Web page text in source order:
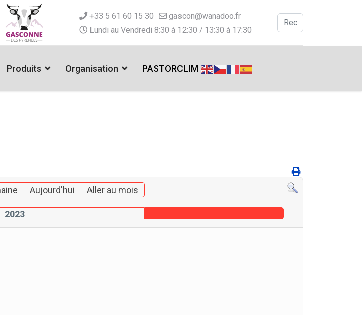
+33 5 61 60 15 30
gascon@wanadoo.fr
Lundi au Vendredi 8:30 à 12:30 / 13:30 à 17:30
Valider
Produits Organisation PASTORCLIM
Aujourd'hui Aller au mois
2023